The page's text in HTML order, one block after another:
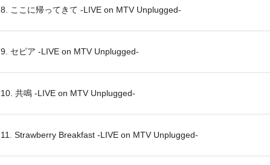
8. ここに帰ってきて -LIVE on MTV Unplugged-
9. セピア -LIVE on MTV Unplugged-
10. 共鳴 -LIVE on MTV Unplugged-
11. Strawberry Breakfast -LIVE on MTV Unplugged-